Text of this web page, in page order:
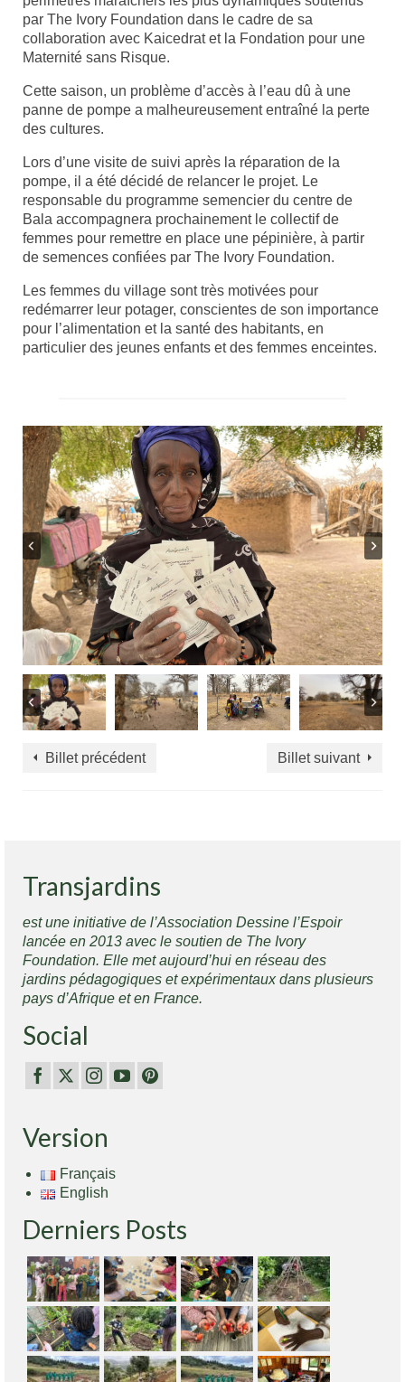
par The Ivory Foundation dans le cadre de sa
collaboration avec Kaicedrat et la Fondation pour une
Maternité sans Risque.
Cette saison, un problème d’accès à l’eau dû à une
panne de pompe a malheureusement entraîné la perte
des cultures.
Lors d’une visite de suivi après la réparation de la
pompe, il a été décidé de relancer le projet. Le
responsable du programme semencier du centre de
Bala accompagnera prochainement le collectif de
femmes pour remettre en place une pépinière, à partir
de semences confiées par The Ivory Foundation.
Les femmes du village sont très motivées pour
redémarrer leur potager, conscientes de son importance
pour l’alimentation et la santé des habitants, en
particulier des jeunes enfants et des femmes enceintes.
Billet précédent Billet suivant
Transjardins
est une initiative de l’Association Dessine l’Espoir
lancée en 2013 avec le soutien de The Ivory
Foundation. Elle met aujourd’hui en réseau des
jardins pédagogiques et expérimentaux dans plusieurs
pays d’Afrique et en France.
Social
Version
Français
English
Derniers Posts